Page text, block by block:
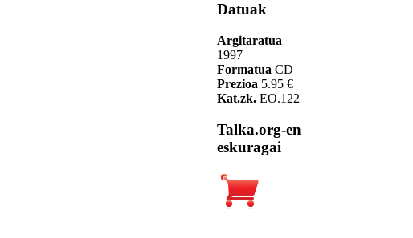
Datuak
Argitaratua
1997
Formatua CD
Prezioa 5.95 €
Kat.zk. EO.122
Talka.org-en
eskuragai